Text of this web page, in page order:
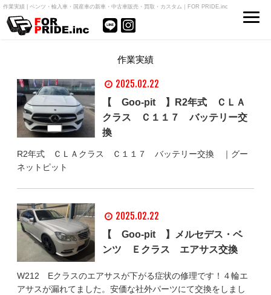
作業実績 | ベンツ・輸入車・国産車の新車・中古車販売・買取・カスタム｜FOR PRIDE.inc
作業実績
2025.02.22
【 Goo-pit 】R2年式 ＣＬＡ
クラス Ｃ１１７ バッテリー交
換
R2年式 ＣＬＡクラス Ｃ１１７ バッテリー交換 ｜グー
ネットピット
2025.02.22
【 Goo-pit 】メルセデス・ベ
ンツ Ｅクラス エアサス交換
W212 Eクラスのエアサスが下がる症状の修理です！４輪エ
アサスが漏れてました。安価な社外パーツにて交換をしまし